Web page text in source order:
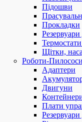
Підошви
Прокладки
Щітки,
Роботи-Пилососи
Адаптери
Двигуни
Плати